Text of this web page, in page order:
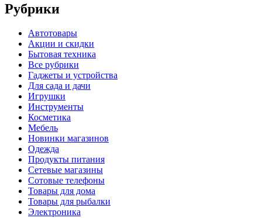
Рубрики
Автотовары
Акции и скидки
Бытовая техника
Все рубрики
Гаджеты и устройства
Для сада и дачи
Игрушки
Инструменты
Косметика
Мебель
Новинки магазинов
Одежда
Продукты питания
Сетевые магазины
Сотовые телефоны
Товары для дома
Товары для рыбалки
Электроника